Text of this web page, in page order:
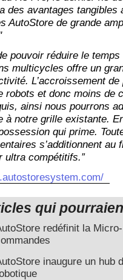
des avantages
AutoStore de grande
pouvoir réduire le
multicycles offre un
L’accroissement
robots et donc moins de
ainsi nous pourrons
à notre grille existante.
qui prime.
s’additionnent
ultra compétitifs.”
qui
redéfinit la
inaugure un hub